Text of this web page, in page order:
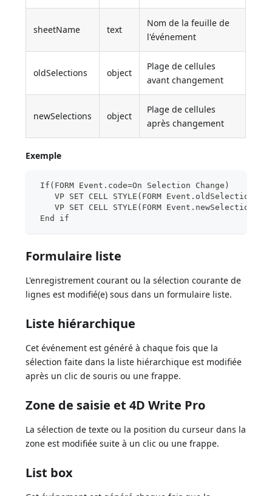
sheetName text
Nom de la feuille de
l'événement
oldSelections object
Plage de cellules
avant changement
newSelections object
Plage de cellules
après changement
Exemple
If(FORM Event.code=On Selection Change)
VP SET CELL STYLE(FORM
VP SET CELL STYLE(FORM
End if
Formulaire liste
L'enregistrement courant ou la sélection courante de
lignes est modifié(e) sous dans un formulaire liste.
Liste hiérarchique
Cet événement est généré à chaque fois que la
sélection faite dans la liste hiérarchique est modifiée
après un clic de souris ou une frappe.
Zone de saisie et 4D Write Pro
La sélection de texte ou la position du curseur dans la
zone est modifiée suite à un clic ou une frappe.
List box